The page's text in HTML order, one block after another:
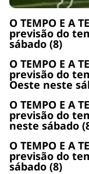
O TEMPO E A
previsão do
sábado (8)
O TEMPO E A
previsão do
Oeste neste
O TEMPO E A
previsão do
neste sábado
O TEMPO E A
previsão do
sábado (8)